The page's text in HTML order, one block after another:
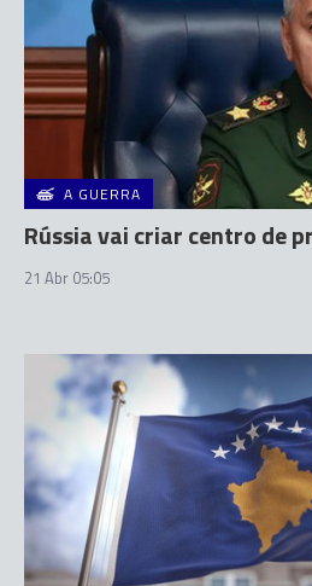
A GUERRA
Rússia vai criar centro de
21 Abr 05:05